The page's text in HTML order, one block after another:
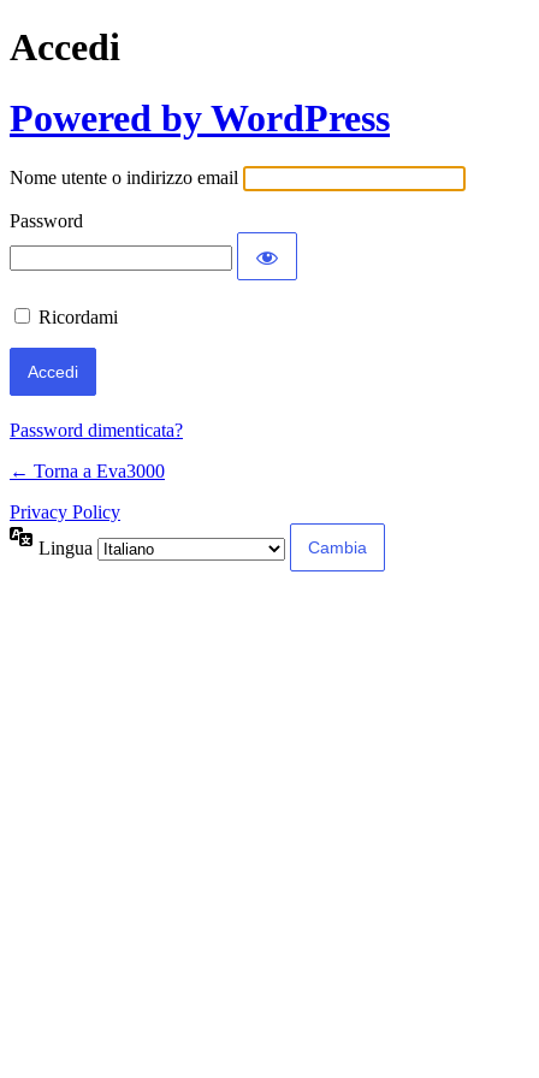
Accedi
Powered by WordPress
Nome utente o indirizzo email
Password
Ricordami
Password dimenticata?
← Torna a Eva3000
Privacy Policy
Lingua